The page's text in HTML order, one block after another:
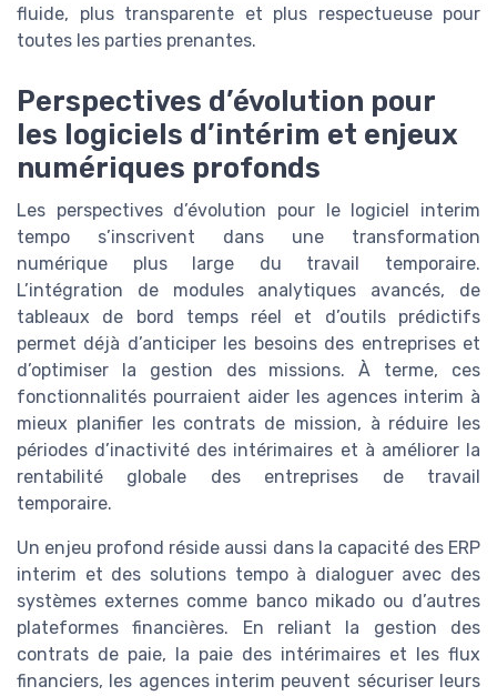
fluide, plus transparente et plus respectueuse pour
toutes les parties prenantes.
Perspectives d’évolution pour
les logiciels d’intérim et enjeux
numériques profonds
Les perspectives d’évolution pour le logiciel interim
tempo s’inscrivent dans une transformation
numérique plus large du travail temporaire.
L’intégration de modules analytiques avancés, de
tableaux de bord temps réel et d’outils prédictifs
permet déjà d’anticiper les besoins des entreprises et
d’optimiser la gestion des missions. À terme, ces
fonctionnalités pourraient aider les agences interim à
mieux planifier les contrats de mission, à réduire les
périodes d’inactivité des intérimaires et à améliorer la
rentabilité globale des entreprises de travail
temporaire.
Un enjeu profond réside aussi dans la capacité des ERP
interim et des solutions tempo à dialoguer avec des
systèmes externes comme banco mikado ou d’autres
plateformes financières. En reliant la gestion des
contrats de paie, la paie des intérimaires et les flux
financiers, les agences interim peuvent sécuriser leurs